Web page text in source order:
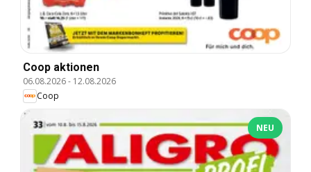
Coop aktionen
06.08.2026- 12.08.2026
Coop
NEU